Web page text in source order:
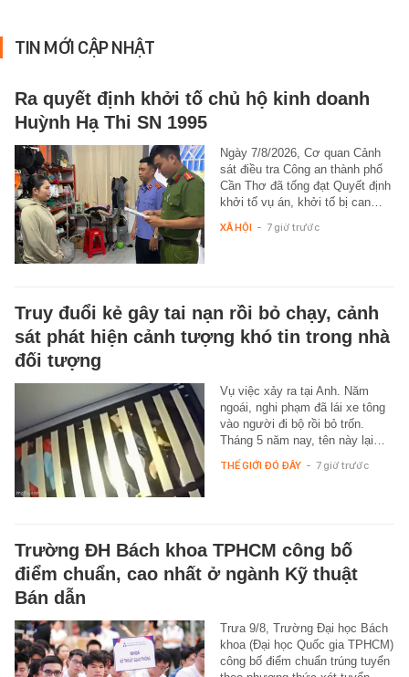
TIN MỚI CẬP NHẬT
Ra quyết định khởi tố chủ hộ kinh doanh
Huỳnh Hạ Thi SN 1995
Ngày 7/8/2026, Cơ quan Cảnh
sát điều tra Công an thành phố
Cần Thơ đã tống đạt Quyết định
khởi tố vụ án, khởi tố bị can…
XÃ HỘI - 7 giờ trước
Truy đuổi kẻ gây tai nạn rồi bỏ chạy, cảnh
sát phát hiện cảnh tượng khó tin trong nhà
đối tượng
Vụ việc xảy ra tại Anh. Năm
ngoái, nghi phạm đã lái xe tông
vào người đi bộ rồi bỏ trốn.
Tháng 5 năm nay, tên này lại…
THẾ GIỚI ĐÓ ĐÂY - 7 giờ trước
Trường ĐH Bách khoa TPHCM công bố
điểm chuẩn, cao nhất ở ngành Kỹ thuật
Bán dẫn
Trưa 9/8, Trường Đại học Bách
khoa (Đại học Quốc gia TPHCM)
công bố điểm chuẩn trúng tuyển